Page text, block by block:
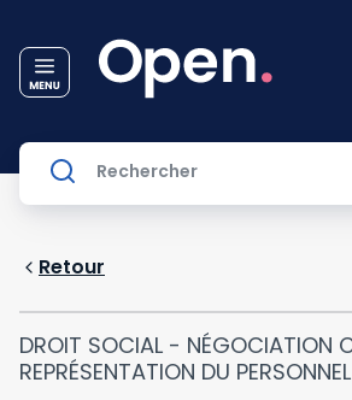
Retour
DROIT SOCIAL - NÉGOCIATION
REPRÉSENTATION DU PERSONNEL